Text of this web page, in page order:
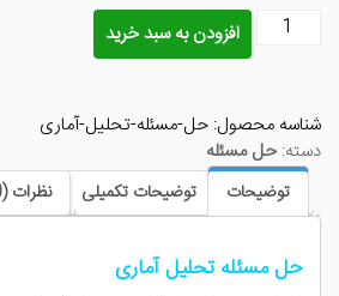
عدد
افزودن به سبد خرید
شناسه محصول: حل-مسئله-تحلیل-آماری
دسته: حل مسئله
توضیحات توضیحات تکمیلی نظرات (0)
حل مسئله تحلیل آماری